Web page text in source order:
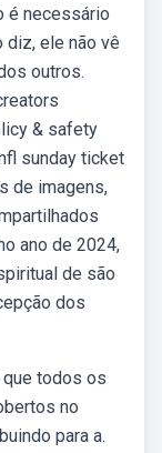
é necessário
diz, ele não vê
outros.
& safety
sunday ticket
de imagens,
ano de 2024,
de são
dos
todos os
no
para a.